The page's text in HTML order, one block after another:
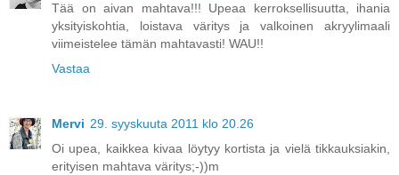
Tää on aivan mahtava!!! Upeaa kerroksellisuutta, ihania
yksityiskohtia, loistava väritys ja valkoinen akryylimaali
viimeistelee tämän mahtavasti! WAU!!
Vastaa
Mervi 29. syyskuuta 2011 klo 20.26
Oi upea, kaikkea kivaa löytyy kortista ja vielä tikkauksiakin,
erityisen mahtava väritys;-))m